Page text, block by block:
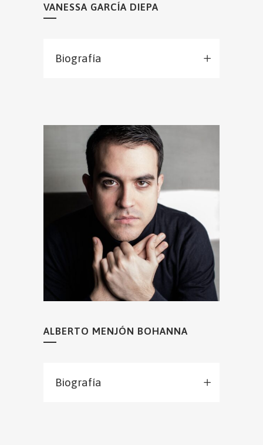
VANESSA GARCÍA DIEPA
Biografía
ALBERTO MENJÓN BOHANNA
Biografía